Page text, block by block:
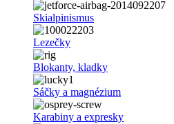
Skialpinismus
Lezečky
Blokanty, kladky
Sáčky a magnézium
Karabiny a expresky